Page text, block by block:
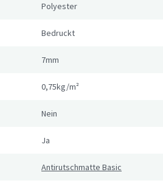
Polyester
Bedruckt
7mm
0,75kg/m²
Nein
Ja
Antirutschmatte Basic